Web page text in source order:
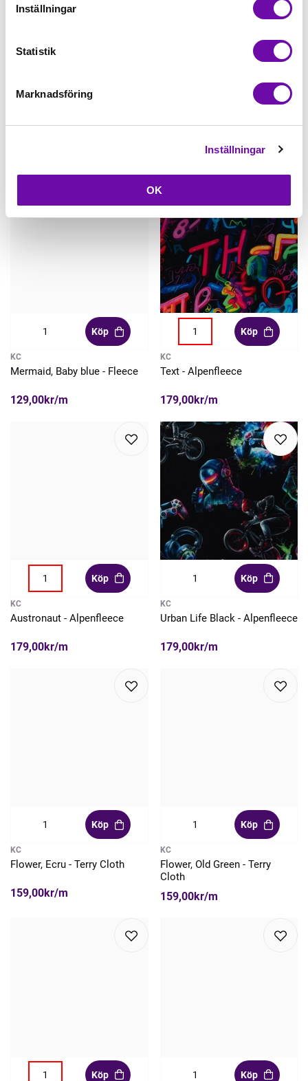
Inställningar
Statistik
Marknadsföring
Inställningar
OK
Mermaid, Ecru - Fleece
Köp
Mermaid, Sand - Fleece
129,00kr/m
Köp
KC
Mermaid, Baby blue - Fleece
129,00kr/m
Köp
KC
Text - Alpenfleece
179,00kr/m
Köp
KC
Austronaut - Alpenfleece
179,00kr/m
Köp
KC
Urban Life Black - Alpenfleece
179,00kr/m
Köp
KC
Flower, Ecru - Terry Cloth
159,00kr/m
Köp
KC
Flower, Old Green - Terry
Cloth
159,00kr/m
Köp Köp